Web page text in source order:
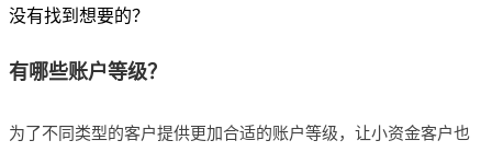
没有找到想要的？
有哪些账户等级？
为了不同类型的客户提供更加合适的账户等级，让小资金客户也